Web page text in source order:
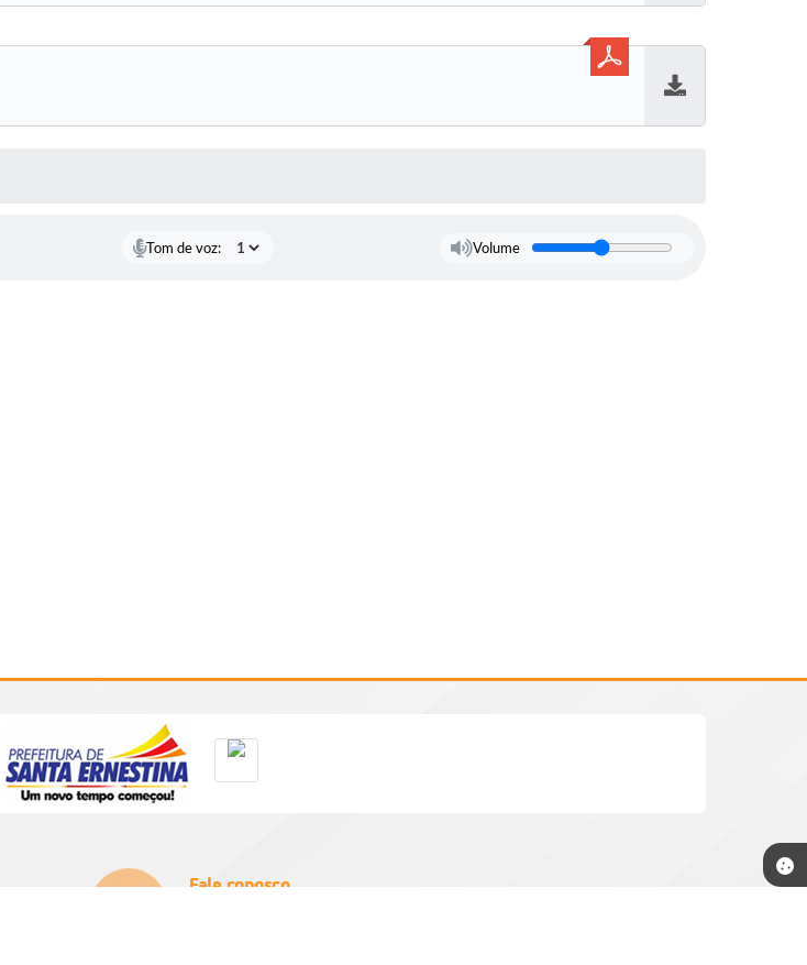
Tom de voz: Volume
Fale conosco